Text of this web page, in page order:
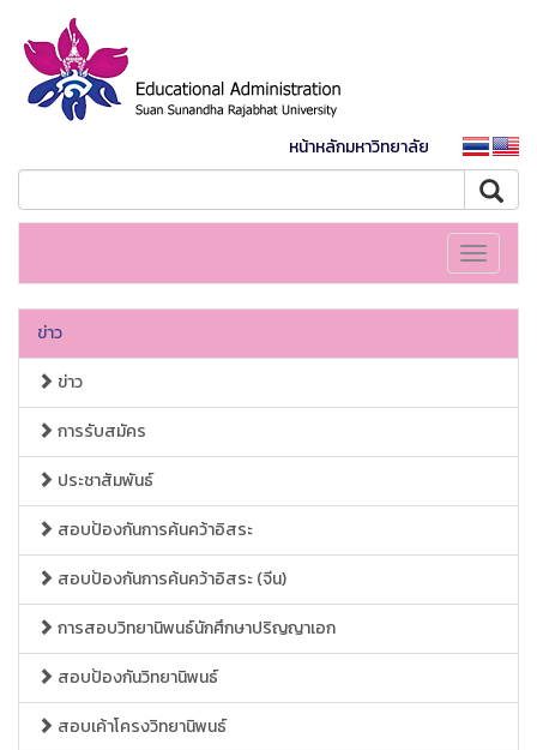
หน้าหลักมหาวิทยาลัย
Toggle
ข่าว
ข่าว
การรับสมัคร
ประชาสัมพันธ์
สอบป้องกันการค้นคว้าอิสระ
สอบป้องกันการค้นคว้าอิสระ (จีน)
การสอบวิทยานิพนธ์นักศึกษาปริญญาเอก
สอบป้องกันวิทยานิพนธ์
สอบเค้าโครงวิทยานิพนธ์